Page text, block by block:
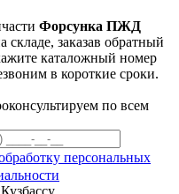
Форсунка ПЖД
складе, заказав обратный
каталожный номер
в короткие сроки.
по всем
персональных